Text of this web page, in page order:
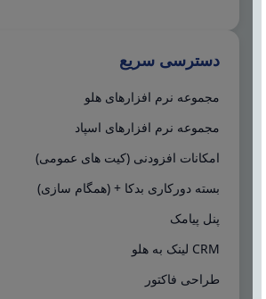
دسترسی سریع
مجموعه نرم افزارهای هلو
مجموعه نرم افزارهای اسپاد
امکانات افزودنی (کیت های عمومی)
بسته دورکاری بدکا + (همگام سازی)
پنل پیامک
CRM لینک به هلو
طراحی فاکتور